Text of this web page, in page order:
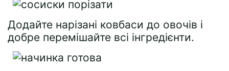
Додайте нарізані ковбаси до овочів і
добре перемішайте всі інгредієнти.